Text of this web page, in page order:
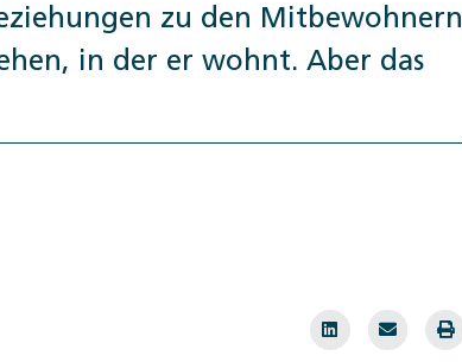
zu den Mitbewohnern
in der er wohnt. Aber das